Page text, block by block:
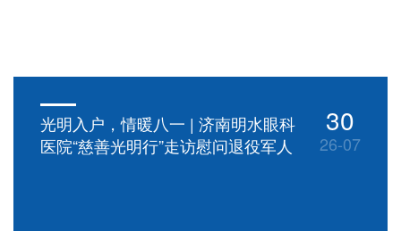
光明入户，情暖八一 | 济南明水眼科
医院“慈善光明行”走访慰问退役军人
30
26-07